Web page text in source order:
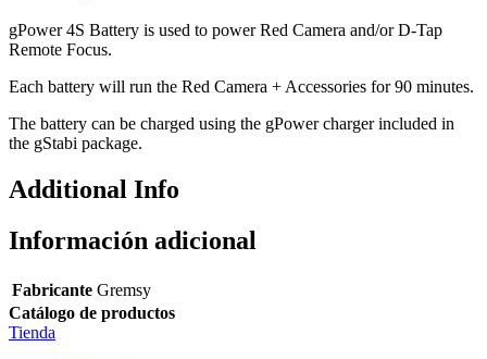
gPower 4S Battery is used to power Red Camera and/or D-Tap
Remote Focus.
Each battery will run the Red Camera + Accessories for 90 minutes.
The battery can be charged using the gPower charger included in
the gStabi package.
Additional Info
Información adicional
Fabricante Gremsy
Catálogo de productos
Tienda